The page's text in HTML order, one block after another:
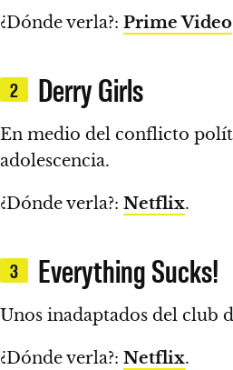
¿Dónde verla?: Prime Video
2 Derry Girls
En medio del conflicto
adolescencia.
¿Dónde verla?: Netflix.
3 Everything Sucks!
Unos inadaptados del club
¿Dónde verla?: Netflix.